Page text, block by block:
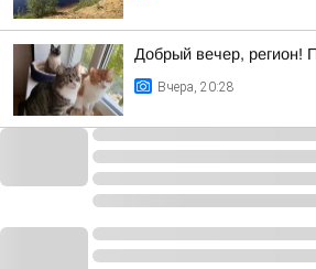
Добрый вечер, регион!
Вчера, 20:28